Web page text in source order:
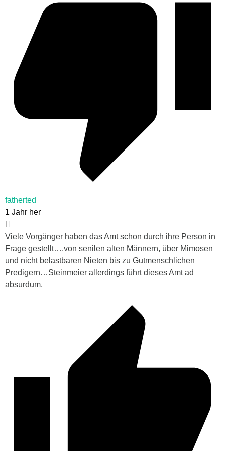
fatherted
1 Jahr her
Viele Vorgänger haben das Amt schon durch ihre Person in
Frage gestellt….von senilen alten Männern, über Mimosen
und nicht belastbaren Nieten bis zu Gutmenschlichen
Predigern…Steinmeier allerdings führt dieses Amt ad
absurdum.